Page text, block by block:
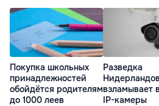
Покупка школьных
принадлежностей
обойдётся родителям
до 1000 леев
Разведка
взламывает
IP-камеры